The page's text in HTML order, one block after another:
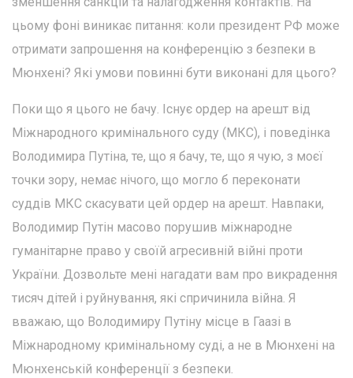
цьому фоні виникає питання: коли президент РФ може
отримати запрошення на конференцію з безпеки в
Мюнхені? Які умови повинні бути виконані для цього?
Поки що я цього не бачу. Існує ордер на арешт від
Міжнародного кримінального суду (МКС), і поведінка
Володимира Путіна, те, що я бачу, те, що я чую, з моєї
точки зору, немає нічого, що могло б переконати
суддів МКС скасувати цей ордер на арешт. Навпаки,
Володимир Путін масово порушив міжнародне
гуманітарне право у своїй агресивній війні проти
України. Дозвольте мені нагадати вам про викрадення
тисяч дітей і руйнування, які спричинила війна. Я
вважаю, що Володимиру Путіну місце в Гаазі в
Міжнародному кримінальному суді, а не в Мюнхені на
Мюнхенській конференції з безпеки.